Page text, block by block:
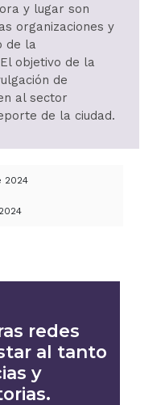
y lugar son
organizaciones y
de la
objetivo de la
de
al sector
de la ciudad.
2024
redes
al tanto
y